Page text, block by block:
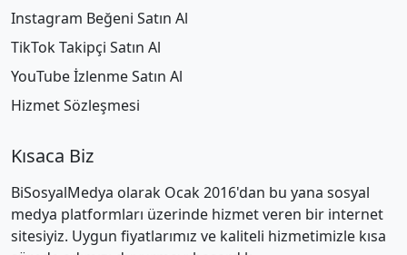
Instagram Beğeni Satın Al
TikTok Takipçi Satın Al
YouTube İzlenme Satın Al
Hizmet Sözleşmesi
Kısaca Biz
BiSosyalMedya olarak Ocak 2016'dan bu yana sosyal
medya platformları üzerinde hizmet veren bir internet
sitesiyiz. Uygun fiyatlarımız ve kaliteli hizmetimizle kısa